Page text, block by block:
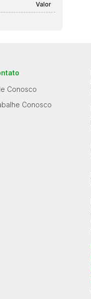
Valor
Conosco
Conosco